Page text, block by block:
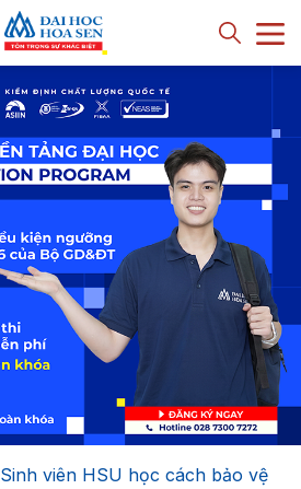
Sinh viên HSU học cách bảo vệ